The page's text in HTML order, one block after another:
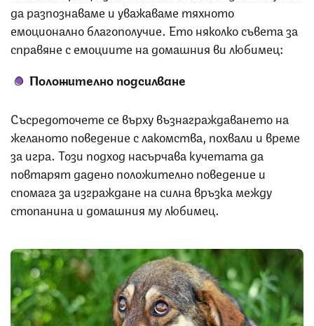
да разпознаваме и уважаваме тяхното
емоционално благополучие. Ето няколко съвета за
справяне с емоциите на домашния ви любимец:
Положително подсилване
Съсредоточете се върху възнаграждаването на
желаното поведение с лакомства, похвали и време
за игра. Този подход насърчава кучетата да
повтарят дадено положително поведение и
спомага за изграждане на силна връзка между
стопанина и домашния му любимец.